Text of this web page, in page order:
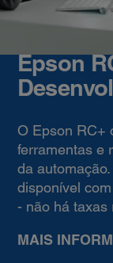
Epson
O Epson RC+
ferramentas e
da
disponível
- não há taxas
MAIS